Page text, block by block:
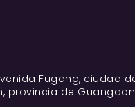
Fugang, ciudad
provincia de